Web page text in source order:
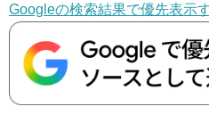
Googleの検索結果で優先表示